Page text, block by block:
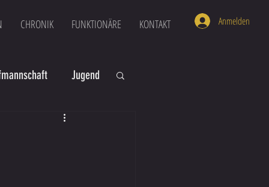
CHRONIK FUNKTIONÄRE KONTAKT Anmelden
Jugend